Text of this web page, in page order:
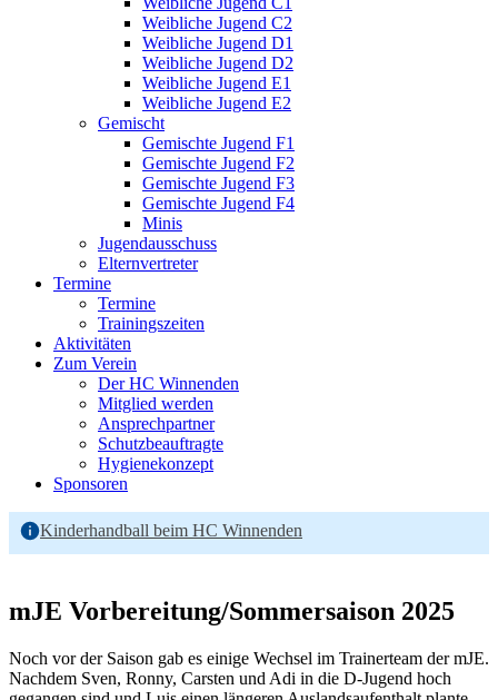
Weibliche Jugend C2
Weibliche Jugend D1
Weibliche Jugend D2
Weibliche Jugend E1
Weibliche Jugend E2
Gemischt
Gemischte Jugend F1
Gemischte Jugend F2
Gemischte Jugend F3
Gemischte Jugend F4
Minis
Jugendausschuss
Elternvertreter
Termine
Termine
Trainingszeiten
Aktivitäten
Zum Verein
Der HC Winnenden
Mitglied werden
Ansprechpartner
Schutzbeauftragte
Hygienekonzept
Sponsoren
Kinderhandball beim HC Winnenden
mJE Vorbereitung/Sommersaison 2025
Noch vor der Saison gab es einige Wechsel im Trainerteam der mJE.
Nachdem Sven, Ronny, Carsten und Adi in die D-Jugend hoch